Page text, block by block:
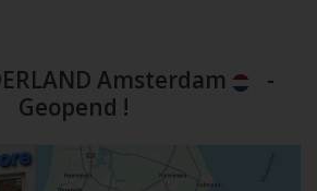
Amsterdam
-
Geopend !